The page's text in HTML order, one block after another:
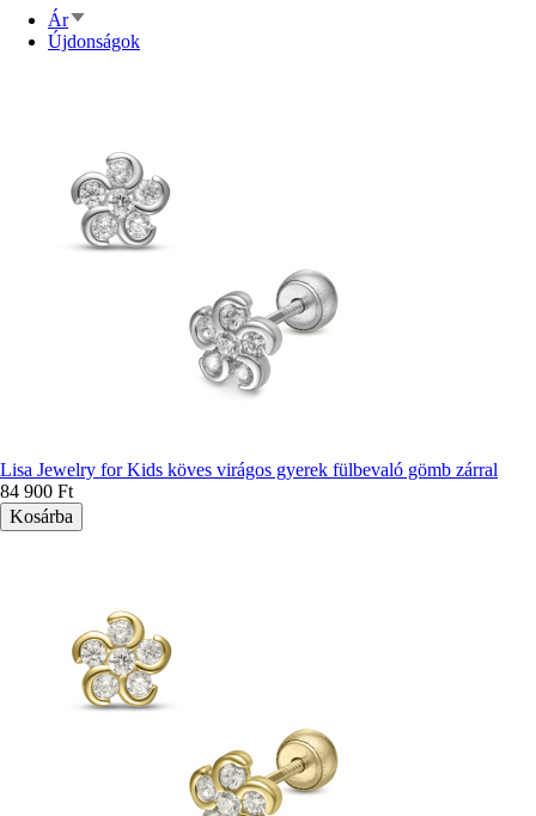
ÁrNövekvő
rendezés
Újdonságok
Lisa Jewelry for Kids köves virágos gyerek fülbevaló gömb zárral
84 900 Ft